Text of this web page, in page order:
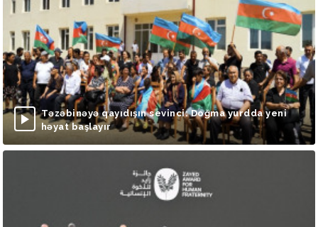
Təzəbinəyə qayıdışın sevinci: Doğma yurdda yeni
həyat başlayır